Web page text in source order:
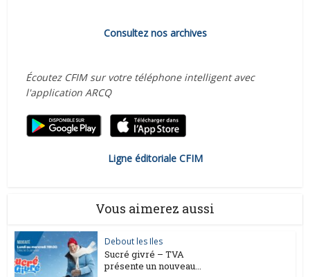
Consultez nos archives
Écoutez CFIM sur votre téléphone intelligent avec
l'application ARCQ
Ligne éditoriale CFIM
Vous aimerez aussi
Debout les Iles
Sucré givré – TVA
présente un nouveau...